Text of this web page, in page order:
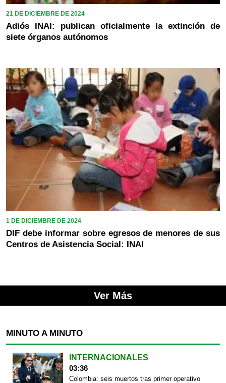
21 DE DICIEMBRE DE 2024
Adiós INAI: publican oficialmente la extinción de
siete órganos autónomos
1 DE DICIEMBRE DE 2024
DIF debe informar sobre egresos de menores de sus
Centros de Asistencia Social: INAI
Ver Más
MINUTO A MINUTO
INTERNACIONALES
03:36
Colombia: seis muertos tras primer operativo